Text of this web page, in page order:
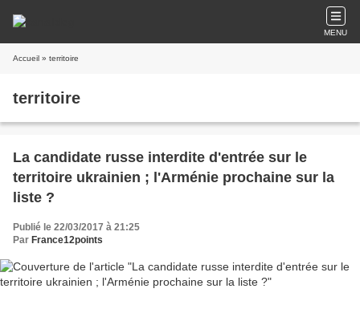
MENU
Accueil » territoire
territoire
La candidate russe interdite d'entrée sur le
territoire ukrainien ; l'Arménie prochaine sur la
liste ?
Publié le 22/03/2017 à 21:25
Par France12points